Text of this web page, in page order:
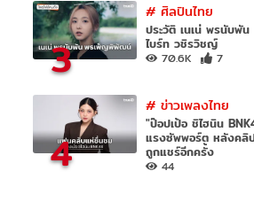
3
# ศิลปินไทย
ประวัติ เนเน่ พรนับพัน
ไบร์ท วชิรวิชญ์
70.6K 7
4
# ข่าวเพลงไทย
"ป๊อปเป้อ ชิไฮนิน
แรงซัพพอร์ต หลังคลิ
ถูกแชร์อีกครั้ง
44